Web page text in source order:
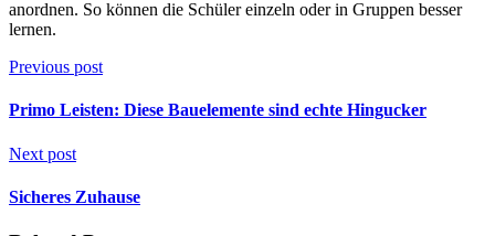
anordnen. So können die Schüler einzeln oder in Gruppen besser
lernen.
Previous post
Primo Leisten: Diese Bauelemente sind echte Hingucker
Next post
Sicheres Zuhause